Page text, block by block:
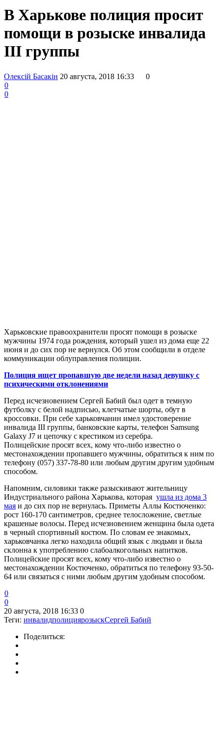
В Харькове полиция просит
помощи в розыске инвалида
III группы
Олексій Басакін 20 августа, 2018 16:33
0
0
0
Харьковские правоохранители просят помощи в розыске
мужчины 1974 года рождения, который ушел из дома еще 22
июня и до сих пор не вернулся. Об этом сообщили в отделе
коммуникации облуправления полиции.
Полиция ищет пропавшую две недели назад девушку с
психическими отклонениями
Перед исчезновением Сергей Бабий был одет в темную
футболку с белой надписью, клетчатые шорты, обут в
кроссовки. При себе харьковчанин имел удостоверение
инвалида III группы, банковские карты, телефон Samsung
Galaxy J7 и цепочку с крестиком из серебра.
Полицейские просят всех, кому что-либо известно о
местонахождении пропавшего мужчины, обратиться к ним по
телефону (057) 337-78-80 или любым другим другим удобным
способом.
Напомним, силовики также разыскивают жительницу
Индустриального района Харькова, которая ушла из дома 3
мая и до сих пор не вернулась. Приметы Аллы Костюченко:
рост 160-170 сантиметров, среднее телосложение, светлые
крашеные волосы. Перед исчезновением женщина была одета
в черный спортивный костюм. По словам ее знакомых,
харьковчанка легко находила общий язык с людьми и была
склонна к употреблению слабоалкогольных напитков.
Полицейские просят всех, кому что-либо известно о
местонахождении Костюченко, обратиться по телефону 93-50-
64 или связаться с ними любым другим удобным способом.
0
0
20 августа, 2018 16:33 0
Теги: инвалидполициярозыскСергей Бабий
Поделиться: